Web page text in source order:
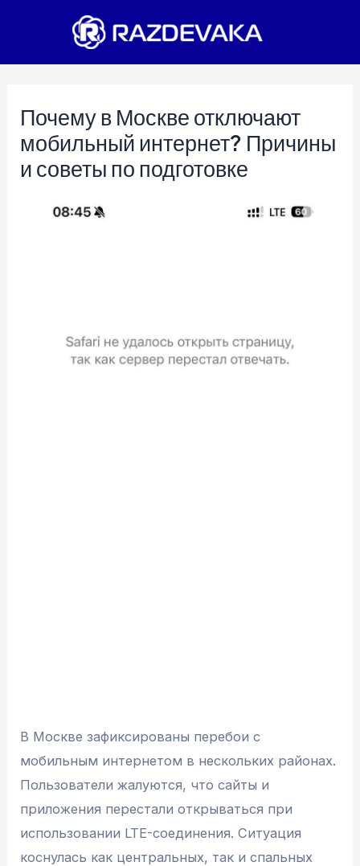
Почему в Москве отключают
мобильный интернет? Причины
и советы по подготовке
В Москве зафиксированы перебои с
мобильным интернетом в нескольких районах.
Пользователи жалуются, что сайты и
приложения перестали открываться при
использовании LTE-соединения. Ситуация
коснулась как центральных, так и спальных